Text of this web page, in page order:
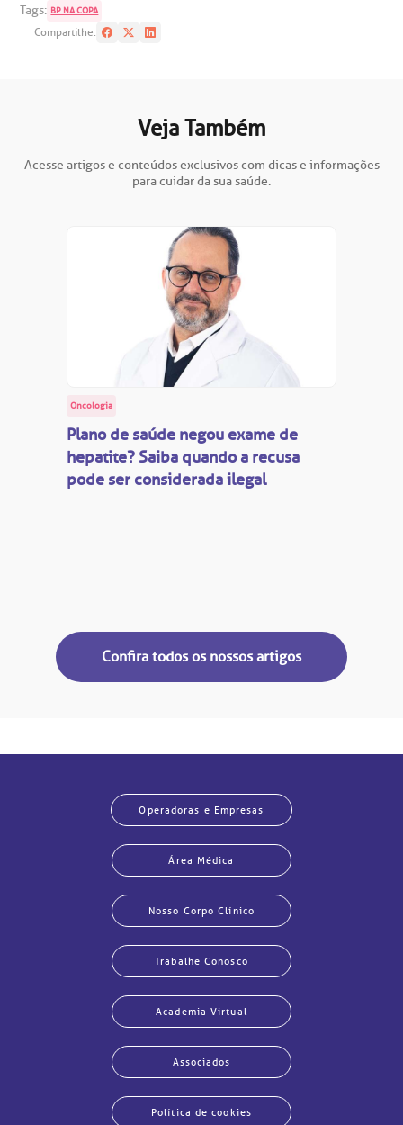
Tags: BP NA COPA
Compartilhe:
Veja Também
Acesse artigos e conteúdos exclusivos com dicas e informações
para cuidar da sua saúde.
Oncologia
Plano de saúde negou exame de
hepatite? Saiba quando a recusa
pode ser considerada ilegal
Confira todos os nossos artigos
Operadoras e Empresas
Área Médica
Nosso Corpo Clínico
Trabalhe Conosco
Academia Virtual
Associados
Política de cookies